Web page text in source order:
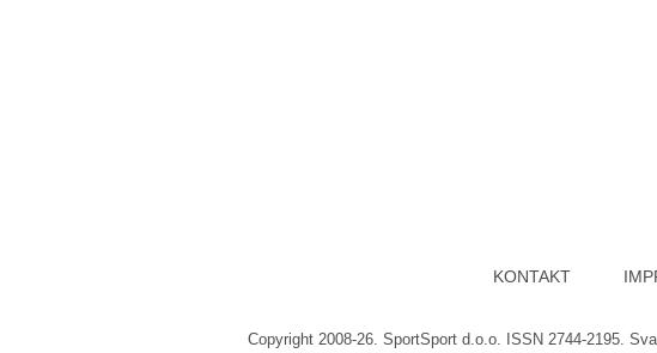
KONTAKT
Copyright 2008-26. SportSport d.o.o. ISSN 2744-2195.